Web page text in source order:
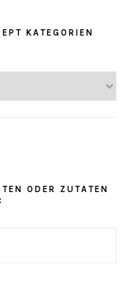
KATEGORIEN
ODER ZUTATEN